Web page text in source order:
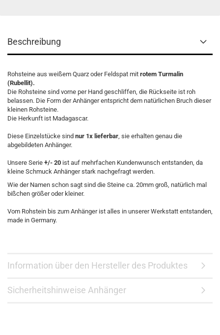
Beschreibung
Rohsteine aus weißem Quarz oder Feldspat mit rotem Turmalin
(Rubellit).
Die Rohsteine sind vorne per Hand geschliffen, die Rückseite ist roh
belassen. Die Form der Anhänger entspricht dem natürlichen Bruch dieser
kleinen Rohsteine.
Die Herkunft ist Madagascar.
Diese Einzelstücke sind nur 1x lieferbar, sie erhalten genau die
abgebildeten Anhänger.
Unsere Serie +/- 20 ist auf mehrfachen Kundenwunsch entstanden, da
kleine Schmuck Anhänger stark nachgefragt werden.
Wie der Namen schon sagt sind die Steine ca. 20mm groß, natürlich mal
bißchen größer oder kleiner.
Vom Rohstein bis zum Anhänger ist alles in unserer Werkstatt entstanden,
made in Germany.
Information über den Hersteller des Produktes
Sicherheitshinweise Anhänger